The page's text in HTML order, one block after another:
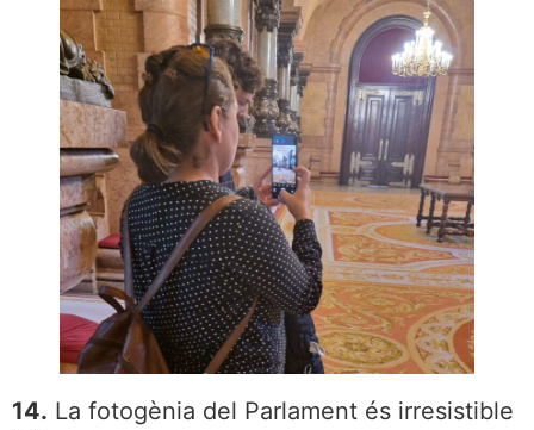
14. La fotogènia del Parlament és irresistible